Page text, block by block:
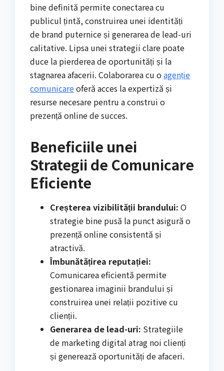
bine definită permite conectarea cu
publicul țintă, construirea unei identități
de brand puternice și generarea de lead-uri
calitative. Lipsa unei strategii clare poate
duce la pierderea de oportunități și la
stagnarea afacerii. Colaborarea cu oagenție
comunicareoferă acces la expertiză și
resurse necesare pentru a construi o
prezență online de succes.
Beneficiile unei
Strategii de Comunicare
Eficiente
Creșterea vizibilității brandului: O
strategie bine pusă la punct asigură o
prezență online consistentă și
atractivă.
Îmbunătățirea reputației:
Comunicarea eficientă permite
gestionarea imaginii brandului și
construirea unei relații pozitive cu
clienții.
Generarea de lead-uri: Strategiile
de marketing digital atrag noi clienți
și generează oportunități de afaceri.